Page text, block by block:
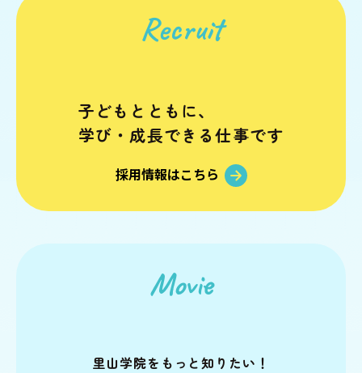
児童家庭支援センター
採用情報
お知らせ
後援会会報
Recruit
子どもとともに、
学び・成長できる仕事です
採用情報はこちら
Movie
里山学院を もっと知りたい！